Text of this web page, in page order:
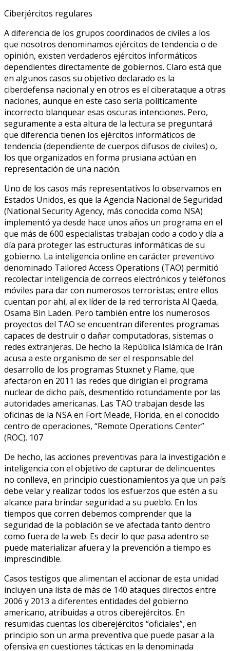
Ciberjércitos regulares
A diferencia de los grupos coordinados de civiles a los
que nosotros denominamos ejércitos de tendencia o de
opinión, existen verdaderos ejércitos informáticos
dependientes directamente de gobiernos. Claro está que
en algunos casos su objetivo declarado es la
ciberdefensa nacional y en otros es el ciberataque a otras
naciones, aunque en este caso sería políticamente
incorrecto blanquear esas oscuras intenciones. Pero,
seguramente a esta altura de la lectura se preguntará
que diferencia tienen los ejércitos informáticos de
tendencia (dependiente de cuerpos difusos de civiles) o,
los que organizados en forma prusiana actúan en
representación de una nación.
Uno de los casos más representativos lo observamos en
Estados Unidos, es que la Agencia Nacional de Seguridad
(National Security Agency, más conocida como NSA)
implementó ya desde hace unos años un programa en el
que más de 600 especialistas trabajan codo a codo y día a
día para proteger las estructuras informáticas de su
gobierno. La inteligencia online en carácter preventivo
denominado Tailored Access Operations (TAO) permitió
recolectar inteligencia de correos electrónicos y teléfonos
móviles para dar con numerosos terroristas; entre ellos
cuentan por ahí, al ex líder de la red terrorista Al Qaeda,
Osama Bin Laden. Pero también entre los numerosos
proyectos del TAO se encuentran diferentes programas
capaces de destruir o dañar computadoras, sistemas o
redes extranjeras. De hecho la República Islámica de Irán
acusa a este organismo de ser el responsable del
desarrollo de los programas Stuxnet y Flame, que
afectaron en 2011 las redes que dirigían el programa
nuclear de dicho país, desmentido rotundamente por las
autoridades americanas. Las TAO trabajan desde las
oficinas de la NSA en Fort Meade, Florida, en el conocido
centro de operaciones, “Remote Operations Center”
(ROC). 107
De hecho, las acciones preventivas para la investigación e
inteligencia con el objetivo de capturar de delincuentes
no conlleva, en principio cuestionamientos ya que un país
debe velar y realizar todos los esfuerzos que estén a su
alcance para brindar seguridad a su pueblo. En los
tiempos que corren debemos comprender que la
seguridad de la población se ve afectada tanto dentro
como fuera de la web. Es decir lo que pasa adentro se
puede materializar afuera y la prevención a tiempo es
imprescindible.
Casos testigos que alimentan el accionar de esta unidad
incluyen una lista de más de 140 ataques directos entre
2006 y 2013 a diferentes entidades del gobierno
americano, atribuidas a otros ciberejércitos. En
resumidas cuentas los ciberejércitos “oficiales”, en
principio son un arma preventiva que puede pasar a la
ofensiva en cuestiones tácticas en la denominada